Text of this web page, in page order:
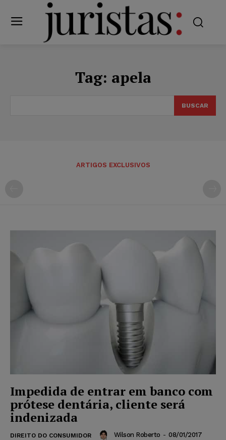
Tag: apela
BUSCAR
ARTIGOS EXCLUSIVOS
Impedida de entrar em banco com
prótese dentária, cliente será
indenizada
DIREITO DO CONSUMIDOR Wilson Roberto - 08/01/2017